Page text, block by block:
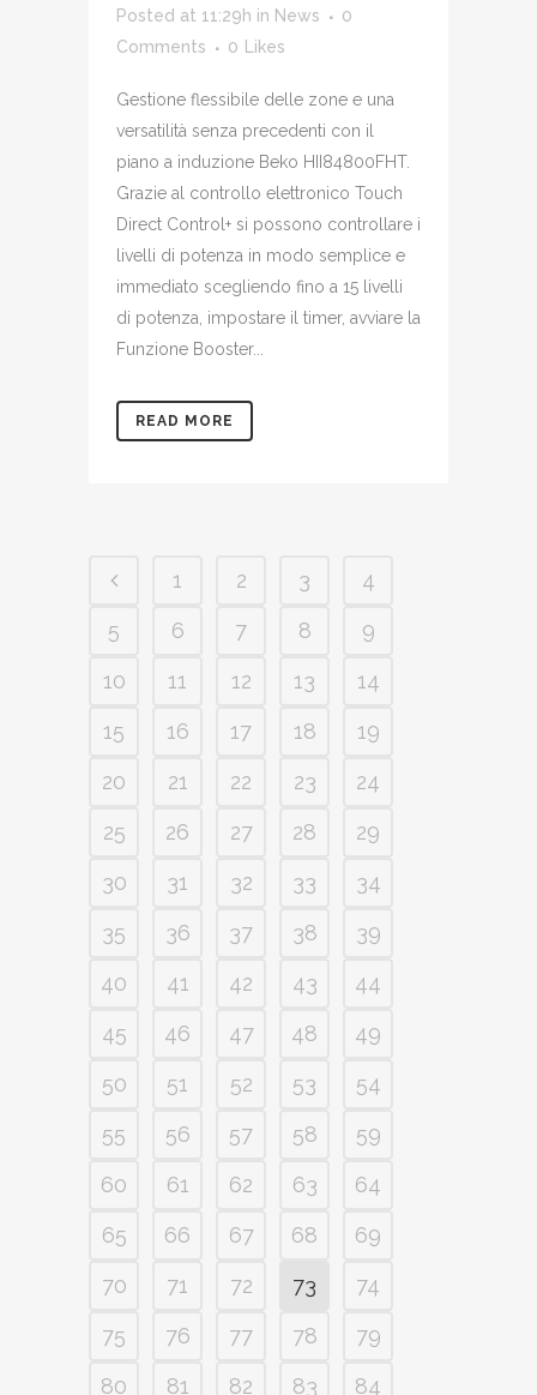
Posted at 11:29h in News
0
Comments
0 Likes
Gestione flessibile delle zone e una
versatilità senza precedenti con il
piano a induzione Beko HII84800FHT.
Grazie al controllo elettronico Touch
Direct Control+ si possono controllare i
livelli di potenza in modo semplice e
immediato scegliendo fino a 15 livelli
di potenza, impostare il timer, avviare la
Funzione Booster...
READ MORE
1 2 3
4
5
6 7 8
9
10
11 12 13
14
15
16 17 18
19
20
21 22 23
24
25
26 27 28
29
30
31 32 33
34
35
36 37 38
39
40
41 42 43
44
45
46 47 48
49
50
51 52 53
54
55
56 57 58
59
60
61 62 63
64
65
66 67 68
69
70
71 72 73
74
75
76 77 78
79
80
81 82 83
84